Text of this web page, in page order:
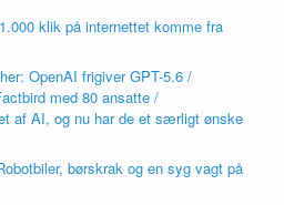
klik på internettet komme fra
OpenAI frigiver GPT-5.6 /
med 80 ansatte /
af AI, og nu har de et særligt ønske
børskrak og en syg vagt på